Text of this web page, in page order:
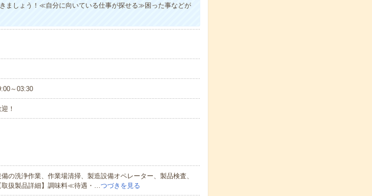
ましょう！≪自分に向いている仕事が探せる≫困った事などが
～03:30
！
の洗浄作業、作業場清掃、製造設備オペレーター、製品検査、
取扱製品詳細】調味料≪待遇・…つづきを見る